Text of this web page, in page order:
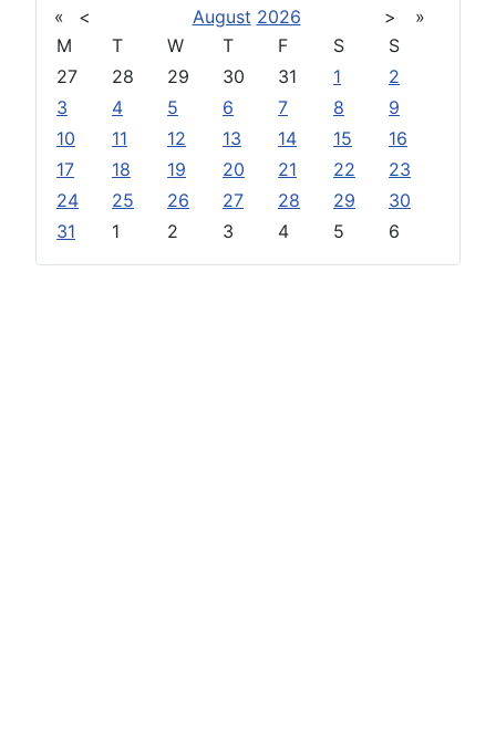
« < August 2026 >
»
M
T W T F S
S
27
28 29 30 31 1
2
3
4 5 6 7 8
9
10
11 12 13 14 15
16
17
18 19 20 21 22
23
24
25 26 27 28 29
30
31
1 2 3 4 5 6